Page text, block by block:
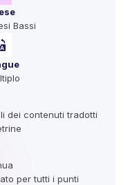
Bassi
dei contenuti tradotti
per tutti i punti